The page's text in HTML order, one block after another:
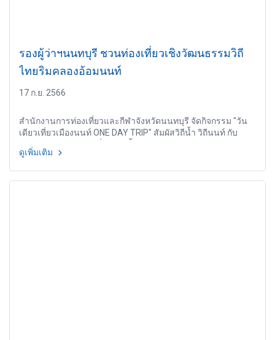
รองผู้ว่าฯนนทบุรี ชวนท่องเที่ยวเชิงวัฒนธรรมวิถี
ไทยริมคลองอ้อมนนท์
17 ก.ย. 2566
สำนักงานการท่องเที่ยวและกีฬาจังหวัดนนทบุรี จัดกิจกรรม "วัน
เดียวเที่ยวเมืองนนท์ ONE DAY TRIP" สัมผัสวิถีน้ำ วิถีนนท์ กับ
ดูเพิ่มเติม